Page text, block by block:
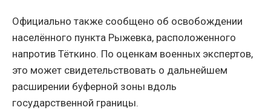
Официально также сообщено об освобождении
населённого пункта Рыжевка, расположенного
напротив Тёткино. По оценкам военных экспертов,
это может свидетельствовать о дальнейшем
расширении буферной зоны вдоль
государственной границы.